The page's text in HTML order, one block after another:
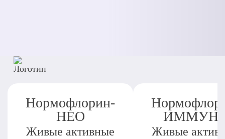
Нормофлорин-
НЕО
Живые активные
Живые